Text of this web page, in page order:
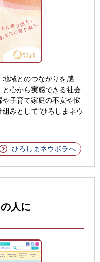
域とのつながりを感
心から実感できる社会
子育て家庭の不安や悩
みとして“ひろしまネウ
ひろしまネウボラへ
人に